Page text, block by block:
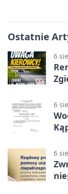
Ostatnie
6
6
6